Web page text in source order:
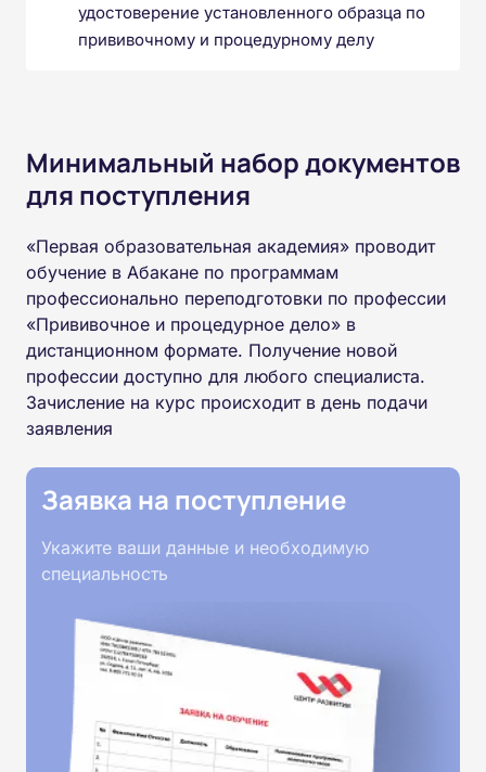
удостоверение установленного образца по
прививочному и процедурному делу
Минимальный набор документов
для поступления
«Первая образовательная академия» проводит
обучение в Абакане по программам
профессионально переподготовки по профессии
«Прививочное и процедурное дело» в
дистанционном формате. Получение новой
профессии доступно для любого специалиста.
Зачисление на курс происходит в день подачи
заявления
Заявка на поступление
Укажите ваши данные и необходимую
специальность